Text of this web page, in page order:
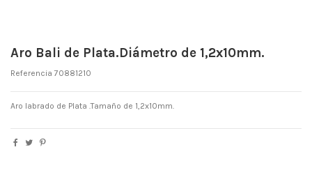
Aro Bali de Plata.Diámetro de 1,2x10mm.
Referencia 70881210
Aro labrado de Plata .Tamaño de 1,2x10mm.